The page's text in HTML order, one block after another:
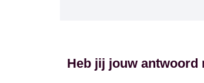
Heb jij jouw antwoord